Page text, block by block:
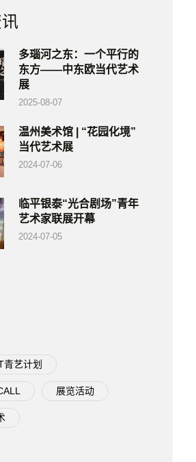
多瑙河之东：一个平行的
东方——中东欧当代艺术
展
2025-08-07
温州美术馆 | “花园化境”
当代艺术展
2024-07-06
临平银泰“光合剧场”青年
艺术家联展开幕
2024-07-05
青艺计划
展览活动